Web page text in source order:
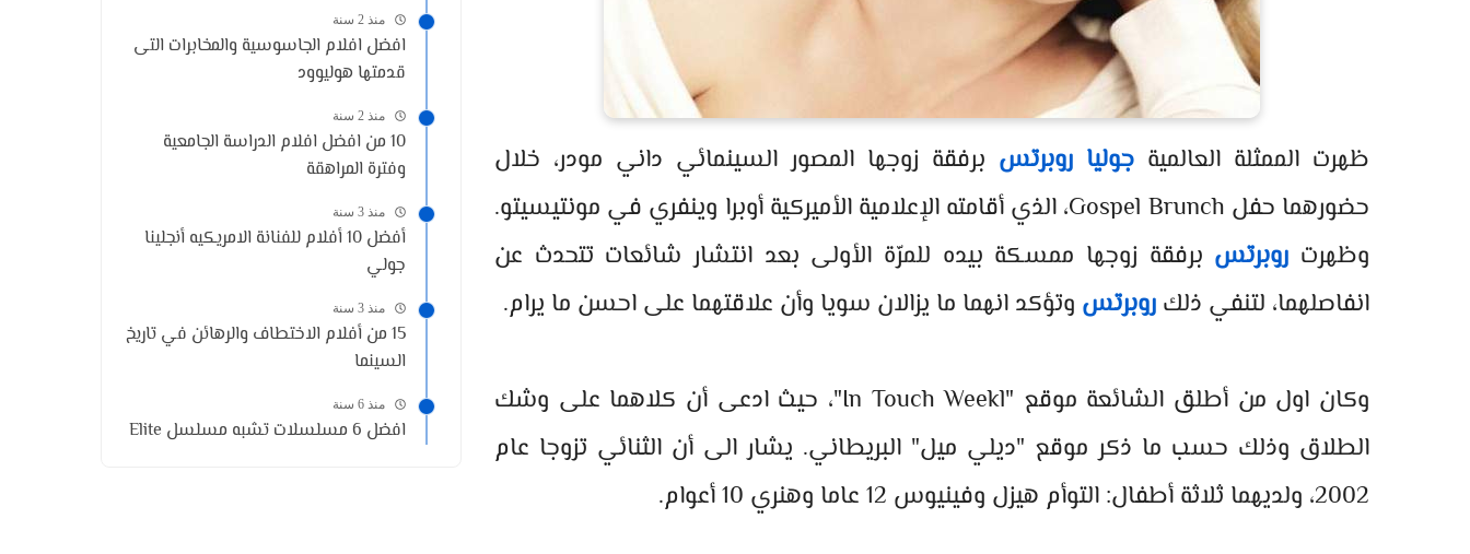
ظهرت الممثلة العالمية جوليا روبرتس برفقة زوجها المصور السينمائي داني مودر، خلال
حضورهما حفل Gospel Brunch، الذي أقامته الإعلامية الأميركية أوبرا وينفري في مونتيسيتو.
وظهرت روبرتس برفقة زوجها ممسكة بيده للمرّة الأولى بعد انتشار شائعات تتحدث عن
انفاصلهما، لتنفي ذلك روبرتس وتؤكد انهما ما يزالان سويا وأن علاقتهما على احسن ما يرام.
وكان اول من أطلق الشائعة موقع "In Touch Weekl"، حيث ادعى أن كلاهما على وشك
الطلاق وذلك حسب ما ذكر موقع "ديلي ميل" البريطاني. يشار الى أن الثنائي تزوجا عام
2002، ولديهما ثلاثة أطفال: التوأم هيزل وفينيوس 12 عاما وهنري 10 أعوام.
منذ 2 سنة
افضل افلام الجاسوسية والمخابرات التى
قدمتها هوليوود
منذ 2 سنة
10 من افضل افلام الدراسة الجامعية
وفترة المراهقة
منذ 3 سنة
أفضل 10 أفلام للفنانة الامريكيه أنجلينا
جولي
منذ 3 سنة
15 من أفلام الاختطاف والرهائن في تاريخ
السينما
منذ 6 سنة
افضل 6 مسلسلات تشبه مسلسل Elite